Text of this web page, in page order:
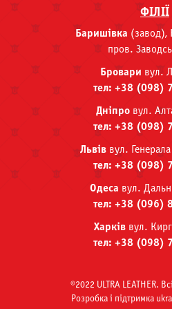
ФІЛІЇ
Баришівка (завод),
пров.
Бровари вул.
тел: +38 (098)
Дніпровул.
тел: +38 (098)
Львіввул.
тел: +38 (098)
Одеса вул.
тел: +38 (096)
Харківвул.
тел: +38 (098)
©2022 ULTRA LEATHER.
Розробка i пiдтримка